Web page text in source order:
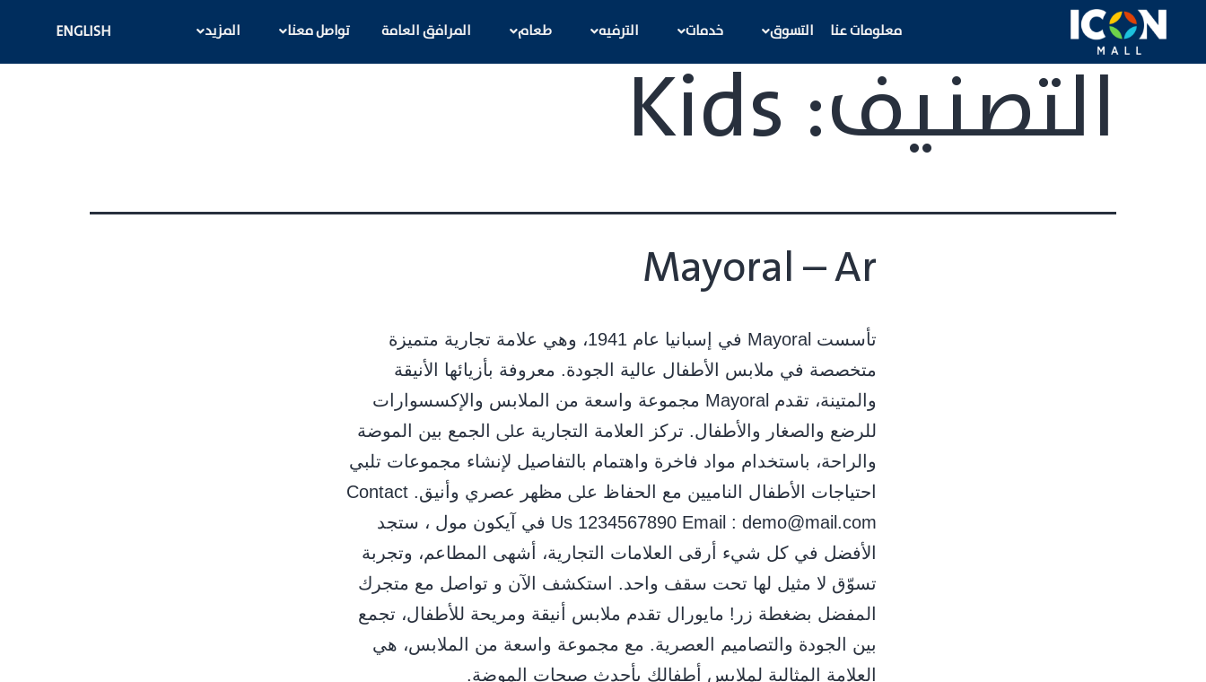
معلومات عنا اﻟﺘﺴﻮق خدمات اﻟﺘﺮﻓﻴﻪ طعام اﻟﻤﺮاﻓﻖ اﻟﻌﺎﻣﺔ ﺗﻮاﺻﻞ ﻣﻌﻨﺎ اﻟﻤﺰﻳﺪ ENGLISH
التصنيف:Kids
Mayoral – Ar
ﺗﺄﺳﺴﺖ Mayoral ﻓﻲ إﺳﺒﺎﻧﻴﺎ ﻋﺎم 1941، وﻫﻲ ﻋﻼﻣﺔ ﺗﺠﺎرﻳﺔ ﻣﺘﻤﻴﺰة
ﻣﺘﺨﺼﺼﺔ ﻓﻲ ﻣﻼﺑﺲ اﻷﻃﻔﺎل ﻋﺎﻟﻴﺔ اﻟﺠﻮدة. ﻣﻌﺮوﻓﺔ ﺑﺄزﻳﺎﺋﻬﺎ اﻷﻧﻴﻘﺔ
واﻟﻤﺘﻴﻨﺔ، ﺗﻘﺪم Mayoral ﻣﺠﻤﻮﻋﺔ واﺳﻌﺔ ﻣﻦ اﻟﻤﻼﺑﺲ واﻹﻛﺴﺴﻮارات
ﻟﻠﺮﺿﻊ واﻟﺼﻐﺎر واﻷﻃﻔﺎل. ﺗﺮﻛﺰ اﻟﻌﻼﻣﺔ اﻟﺘﺠﺎرﻳﺔ ﻋﲆ اﻟﺠﻤﻊ ﺑﻴﻦ اﻟﻤﻮﺿﺔ
واﻟﺮاﺣﺔ، ﺑﺎﺳﺘﺨﺪام ﻣﻮاد ﻓﺎﺧﺮة واﻫﺘﻤﺎم ﺑﺎﻟﺘﻔﺎﺻﻴﻞ ﻹﻧﺸﺎء ﻣﺠﻤﻮﻋﺎت ﺗﻠﺒﻲ
اﺣﺘﻴﺎﺟﺎت اﻷﻃﻔﺎل اﻟﻨﺎﻣﻴﻴﻦ ﻣﻊ اﻟﺤﻔﺎظ ﻋﲆ ﻣﻈﻬﺮ ﻋﺼﺮي وأﻧﻴﻖ. Contact
Us 1234567890 Email : demo@mail.com في آيكون مول ، ستجد
الأفضل في كل شيء أرقى العلامات التجارية، أشهى المطاعم، وتجربة
تسوّق لا مثيل لها تحت سقف واحد. استكشف الآن و تواصل مع متجرك
المفضل بضغطة زر! مايورال تقدم ملابس أنيقة ومريحة للأطفال، تجمع
بين الجودة والتصاميم العصرية. مع مجموعة واسعة من الملابس، هي
العلامة المثالية لملابس أطفالك بأحدث صيحات الموضة.